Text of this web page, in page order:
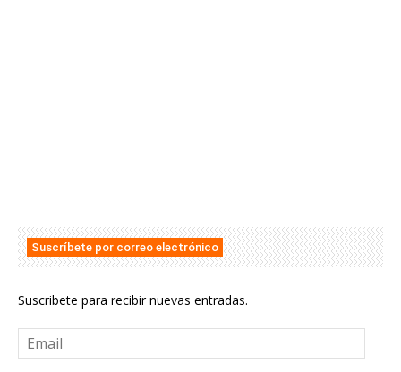
Suscríbete por correo electrónico
Suscribete para recibir nuevas entradas.
Email